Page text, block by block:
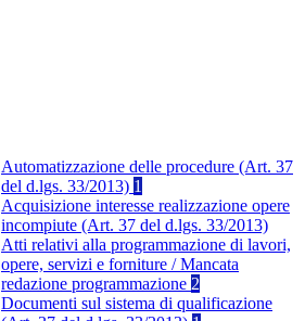
Automatizzazione delle procedure (Art. 37
del d.lgs. 33/2013) 1
Acquisizione interesse realizzazione opere
incompiute (Art. 37 del d.lgs. 33/2013)
Atti relativi alla programmazione di lavori,
opere, servizi e forniture / Mancata
redazione programmazione 2
Documenti sul sistema di qualificazione